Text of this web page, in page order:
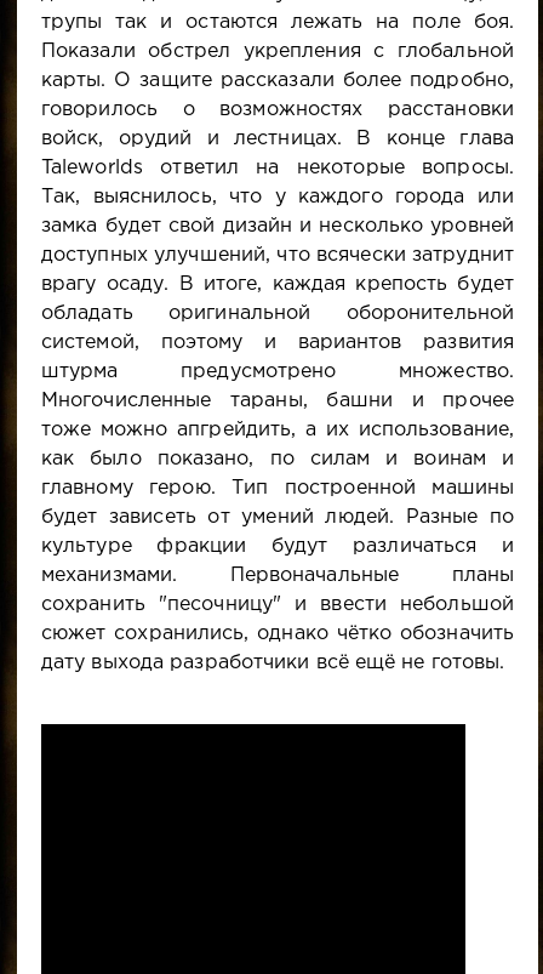
трупы так и остаются лежать на поле боя.
Показали обстрел укрепления с глобальной
карты. О защите рассказали более подробно,
говорилось о возможностях расстановки
войск, орудий и лестницах. В конце глава
Taleworlds ответил на некоторые вопросы.
Так, выяснилось, что у каждого города или
замка будет свой дизайн и несколько уровней
доступных улучшений, что всячески затруднит
врагу осаду. В итоге, каждая крепость будет
обладать оригинальной оборонительной
системой, поэтому и вариантов развития
штурма предусмотрено множество.
Многочисленные тараны, башни и прочее
тоже можно апгрейдить, а их использование,
как было показано, по силам и воинам и
главному герою. Тип построенной машины
будет зависеть от умений людей. Разные по
культуре фракции будут различаться и
механизмами. Первоначальные планы
сохранить "песочницу" и ввести небольшой
сюжет сохранились, однако чётко обозначить
дату выхода разработчики всё ещё не готовы.